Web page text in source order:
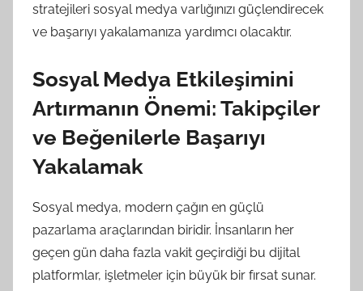
stratejileri sosyal medya varlığınızı güçlendirecek
ve başarıyı yakalamanıza yardımcı olacaktır.
Sosyal Medya Etkileşimini
Artırmanın Önemi: Takipçiler
ve Beğenilerle Başarıyı
Yakalamak
Sosyal medya, modern çağın en güçlü
pazarlama araçlarından biridir. İnsanların her
geçen gün daha fazla vakit geçirdiği bu dijital
platformlar, işletmeler için büyük bir fırsat sunar.